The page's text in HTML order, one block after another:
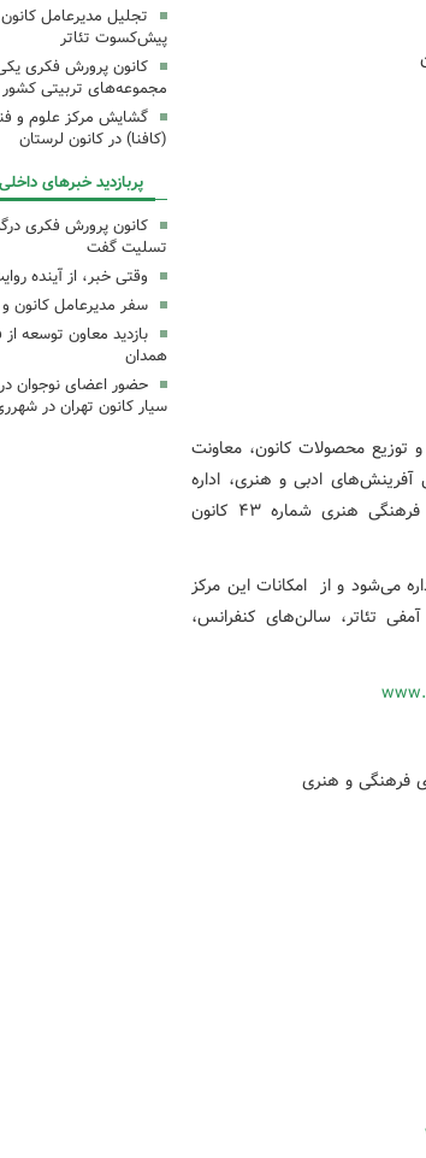
توزیع محصولات کانون، معاونت
ادبی و هنری، اداره
کل آموزش و پژوهش، موزه کودک و اداره کل کانون استان تهران و مرکز فرهنگی هنری شماره ۴۳ کانون
می‌شود و از امکانات این مرکز
دو سالن آمفی تئاتر، سالن‌های کنفرانس،
فرهنگی و هنری
تجلیل مدیرعامل
پیش‌کسوت تئاتر
کانون پرورش فکری
مجموعه‌های تربیتی
گشایش مرکز علوم و
(کافنا) در کانون لرستان
پربازدید خبرهای داخلی
کانون پرورش فکری
تسلیت گفت
وقتی خبر، از آینده
سفر مدیرعامل کانون
بازدید معاون توسعه
همدان
حضور اعضای نوجوان در
سیار کانون تهران در